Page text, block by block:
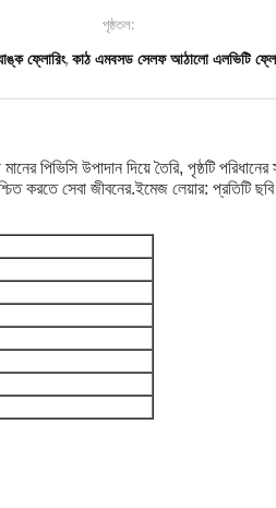
পৃষ্ঠতল:
ফ্লোরিং, কাঠ এমবসড সেলফ আঠালো এলভিটি
পিভিসি উপাদান দিয়ে তৈরি, পৃষ্ঠটি
করতে সেবা জীবনের.ইমেজ লেয়ার: প্রতিটি